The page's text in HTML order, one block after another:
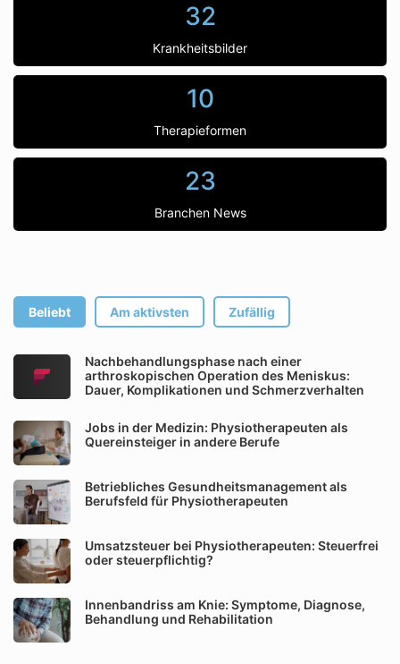
32
Krankheitsbilder
10
Therapieformen
23
Branchen News
Beliebt Am aktivsten Zufällig
Nachbehandlungsphase nach einer
arthroskopischen Operation des Meniskus:
Dauer, Komplikationen und Schmerzverhalten
Jobs in der Medizin: Physiotherapeuten als
Quereinsteiger in andere Berufe
Betriebliches Gesundheitsmanagement als
Berufsfeld für Physiotherapeuten
Umsatzsteuer bei Physiotherapeuten: Steuerfrei
oder steuerpflichtig?
Innenbandriss am Knie: Symptome, Diagnose,
Behandlung und Rehabilitation